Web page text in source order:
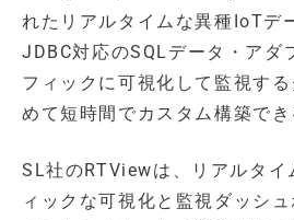
れたリアルタイムな異種IoTデ
JDBC対応のSQLデータ・アダ
フィックに可視化して監視す
めて短時間でカスタム構築でき
SL社のRTViewは、リアルタイ
ィックな可視化と監視ダッシ